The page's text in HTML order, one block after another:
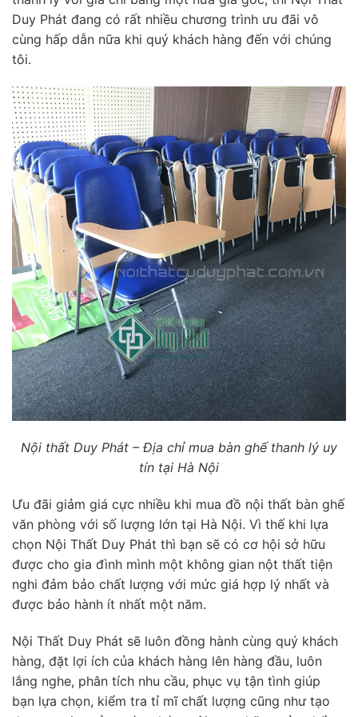
Duy Phát đang có rất nhiều chương trình ưu đãi vô
cùng hấp dẫn nữa khi quý khách hàng đến với chúng
tôi.
Nội thất Duy Phát – Địa chỉ mua bàn ghế thanh lý uy
tín tại Hà Nội
Ưu đãi giảm giá cực nhiều khi mua đồ nội thất bàn ghế
văn phòng với số lượng lớn tại Hà Nội. Vì thế khi lựa
chọn Nội Thất Duy Phát thì bạn sẽ có cơ hội sở hữu
được cho gia đình mình một không gian nột thất tiện
nghi đảm bảo chất lượng với mức giá hợp lý nhất và
được bảo hành ít nhất một năm.
Nội Thất Duy Phát sẽ luôn đồng hành cùng quý khách
hàng, đặt lợi ích của khách hàng lên hàng đầu, luôn
lắng nghe, phân tích nhu cầu, phục vụ tận tình giúp
bạn lựa chọn, kiểm tra tỉ mĩ chất lượng cũng như tạo